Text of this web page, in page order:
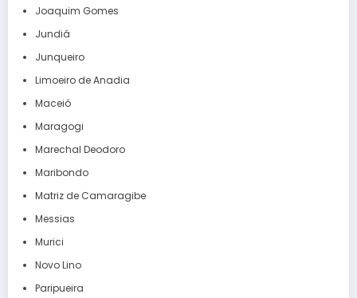
Joaquim Gomes
Jundiá
Junqueiro
Limoeiro de Anadia
Maceió
Maragogi
Marechal Deodoro
Maribondo
Matriz de Camaragibe
Messias
Murici
Novo Lino
Paripueira